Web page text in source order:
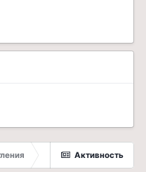
Активность